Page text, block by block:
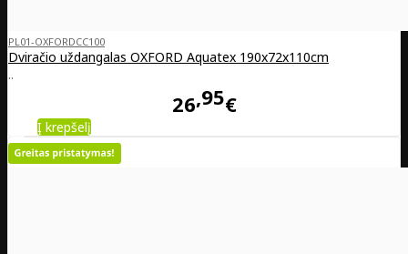
PL01-OXFORDCC100
Dviračio uždangalas OXFORD Aquatex 190x72x110cm
..
26 95€
Į krepšelį